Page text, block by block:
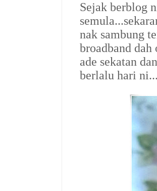
Sejak berblog
nak sambung
broadband
ade sekatan
berlalu hari